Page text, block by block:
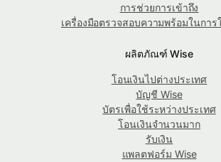
การช่วยการเข้าถึง
เครื่องมือตรวจสอบความพร้อมในการ
ผลิตภัณฑ์ Wise
โอนเงินไปต่างประเทศ
บัญชี Wise
บัตรเพื่อใช้ระหว่างประเทศ
โอนเงินจำนวนมาก
รับเงิน
แพลตฟอร์ม Wise